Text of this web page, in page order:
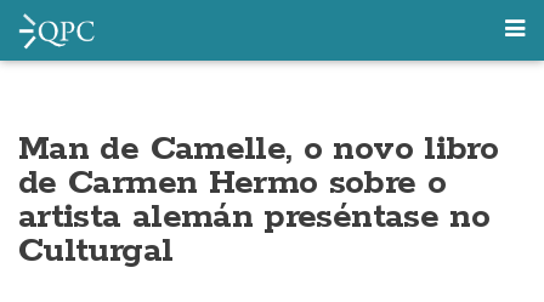
Man de Camelle, o novo libro
de Carmen Hermo sobre o
artista alemán preséntase no
Culturgal